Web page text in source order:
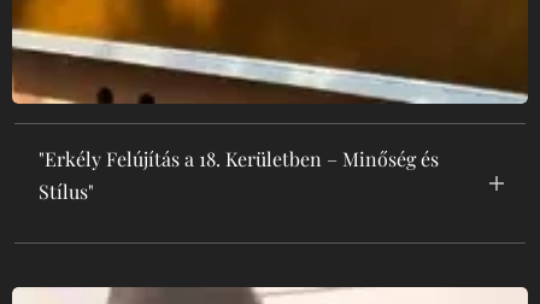
"Erkély Felújítás a 18. Kerületben – Minőség és
Stílus"
kivitelezéssel és praktikus megoldásokkal.